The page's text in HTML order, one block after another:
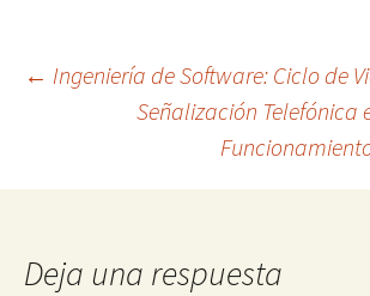
Navegación
← Ingeniería de Software: Ciclo de
Señalización Telefónica
Deja una respuesta